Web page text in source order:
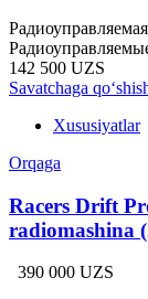
142 500 UZS
Savatchaga
Xususiyatlar
Orqaga
Racers Drift
radiomashina
390 000 UZS